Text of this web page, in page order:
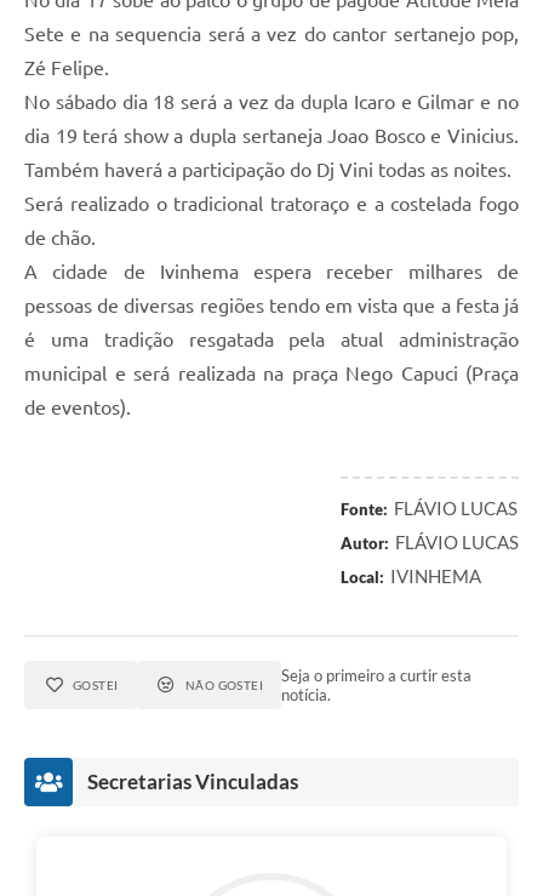
Sete e na sequencia será a vez do cantor sertanejo pop,
Zé Felipe.
No sábado dia 18 será a vez da dupla Icaro e Gilmar e no
dia 19 terá show a dupla sertaneja Joao Bosco e Vinicius.
Também haverá a participação do Dj Vini todas as noites.
Será realizado o tradicional tratoraço e a costelada fogo
de chão.
A cidade de Ivinhema espera receber milhares de
pessoas de diversas regiões tendo em vista que a festa já
é uma tradição resgatada pela atual administração
municipal e será realizada na praça Nego Capuci (Praça
de eventos).
Fonte: FLÁVIO LUCAS
Autor: FLÁVIO LUCAS
Local: IVINHEMA
GOSTEI NÃO GOSTEI
Seja o primeiro a curtir esta
notícia.
Secretarias Vinculadas